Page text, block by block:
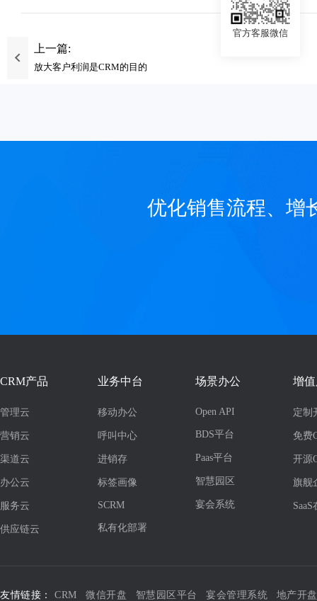
上一篇:
放大客户利润是CRM的目的
优化销售流程、增
CRM产品
管理云
营销云
渠道云
办公云
服务云
供应链云
业务中台
移动办公
呼叫中心
进销存
标签画像
SCRM
私有化部署
场景办公
Open API
BDS平台
Paas平台
智慧园区
宴会系统
增
定制
免费
开源
旗舰
友情链接： CRM 微信开盘 智慧园区平台 宴会管理系统 地产开
官方客服微信